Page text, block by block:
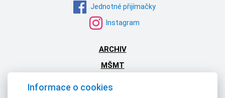
Jednotné přijímačky
Instagram
ARCHIV
MŠMT
Informace o cookies